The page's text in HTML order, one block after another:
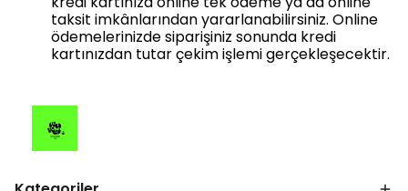
taksit imkânlarından yararlanabilirsiniz. Online
ödemelerinizde siparişiniz sonunda kredi
kartınızdan tutar çekim işlemi gerçekleşecektir.